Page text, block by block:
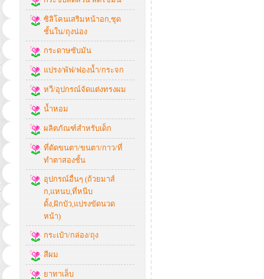
ซิลิโคนเสริมหน้าอก,ชุด
ชั้นใน/ถุงน่อง
กระดาษซับมัน
แปรง/พัฟ/ฟองน้ำ/กระจก
หวี/อุปกรณ์จัดแต่งทรงผม
น้ำหอม
ผลิตภัณฑ์สำหรับเด็ก
ที่ดัดขนตา/ขนตา/กาว/ที่
ทำตาสองชั้น
อุปกรณ์อื่นๆ (ถ้วยมาส์
ก,แหนบ,ที่หนีบ
ดั้ง,ฝักบัว,แปรงขัดนวด
หน้า)
กระเป๋า/กล่อง/ถุง
สีผม
ยาทาเล็บ